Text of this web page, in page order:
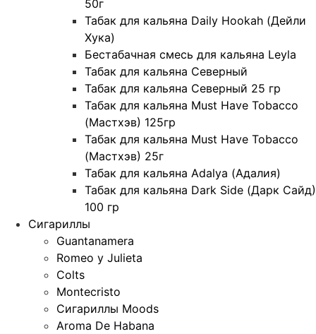
50г
Табак для кальяна Daily Hookah (Дейли
Хука)
Бестабачная смесь для кальяна Leyla
Табак для кальяна Северный
Табак для кальяна Северный 25 гр
Табак для кальяна Must Have Tobacco
(Мастхэв) 125гр
Табак для кальяна Must Have Tobacco
(Мастхэв) 25г
Табак для кальяна Adalya (Адалия)
Табак для кальяна Dark Side (Дарк Сайд)
100 гр
Сигариллы
Guantanamera
Romeo y Julieta
Colts
Montecristo
Сигариллы Moods
Aroma De Habana